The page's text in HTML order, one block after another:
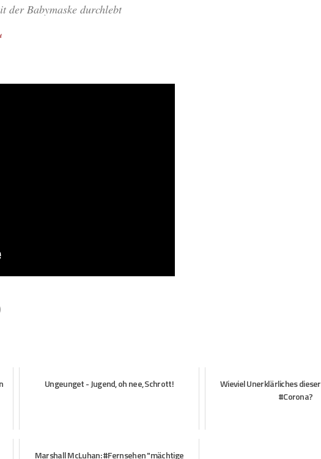
der Babymaske durchlebt
Ungeunget - Jugend, oh nee, Schrott!
Wieviel Unerklärliches
#Corona?
Marshall McLuhan: #Fernsehen "mächtige